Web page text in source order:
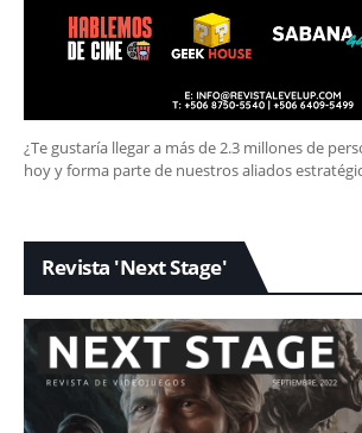
¿Te gustaría llegar a más de 2.3 millones de
hoy y forma parte de nuestros aliados
Revista 'Next Stage'